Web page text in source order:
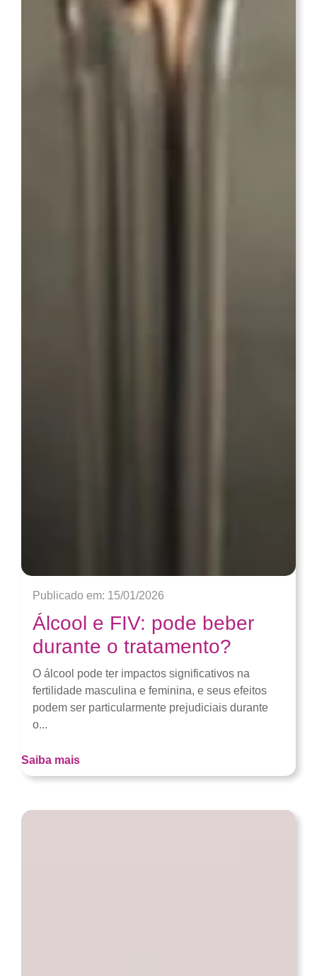
Publicado em: 15/01/2026
Álcool e FIV: pode beber
durante o tratamento?
O álcool pode ter impactos significativos na
fertilidade masculina e feminina, e seus efeitos
podem ser particularmente prejudiciais durante
o...
Saiba mais